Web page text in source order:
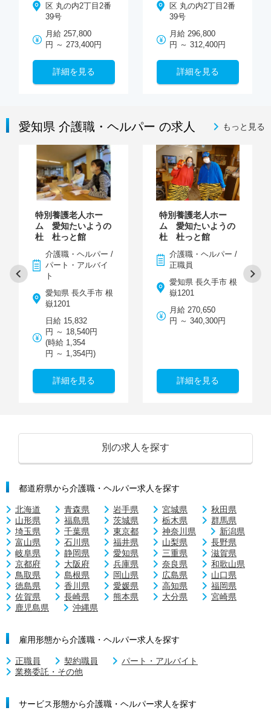
区 丸の内2丁目2番
39号
月給 257,800
円 ～ 273,400円
詳細を見る
区 丸の内2丁目2番
39号
月給 296,800
円 ～ 312,400円
詳細を見る
愛知県 介護職・ヘルパー の求人 もっと見る
特別養護老人ホー
ム 愛知たいようの
杜 杜っと館
介護職・ヘルパー /
パート・アルバイ
ト
愛知県 長久手市 根
嶽1201
日給 15,832
円 ～ 18,540円
(時給 1,354
円 ～ 1,354円)
詳細を見る
特別養護老人ホー
ム 愛知たいようの
杜 杜っと館
介護職・ヘルパー /
正職員
愛知県 長久手市 根
嶽1201
月給 270,650
円 ～ 340,300円
詳細を見る
別の求人を探す
都道府県から介護職・ヘルパー求人を探す
北海道 青森県 岩手県 宮城県
秋田県
山形県
福島県 茨城県 栃木県
群馬県
埼玉県
千葉県 東京都 神奈川県
新潟県
富山県
石川県 福井県 山梨県
長野県
岐阜県
静岡県 愛知県 三重県
滋賀県
京都府
大阪府 兵庫県 奈良県
和歌山県
鳥取県
島根県 岡山県 広島県
山口県
徳島県
香川県 愛媛県 高知県
福岡県
佐賀県
長崎県 熊本県 大分県
宮崎県
鹿児島県
沖縄県
雇用形態から介護職・ヘルパー求人を探す
正職員 契約職員
パート・アルバイト
業務委託・その他
サービス形態から介護職・ヘルパー求人を探す